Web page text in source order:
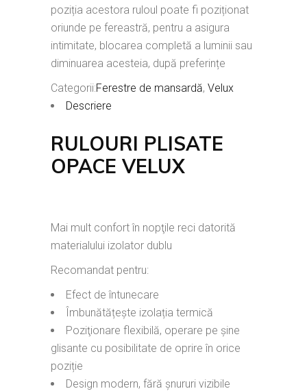
poziția acestora ruloul poate fi poziționat
oriunde pe fereastră, pentru a asigura
intimitate, blocarea completă a luminii sau
diminuarea acesteia, după preferințe
Categorii:Ferestre de mansardă, Velux
Descriere
RULOURI PLISATE
OPACE VELUX
Mai mult confort în nopţile reci datorită
materialului izolator dublu
Recomandat pentru:
Efect de întunecare
Îmbunătățește izolația termică
Poziţionare flexibilă, operare pe șine
glisante cu posibilitate de oprire în orice
poziție
Design modern, fără șnururi vizibile